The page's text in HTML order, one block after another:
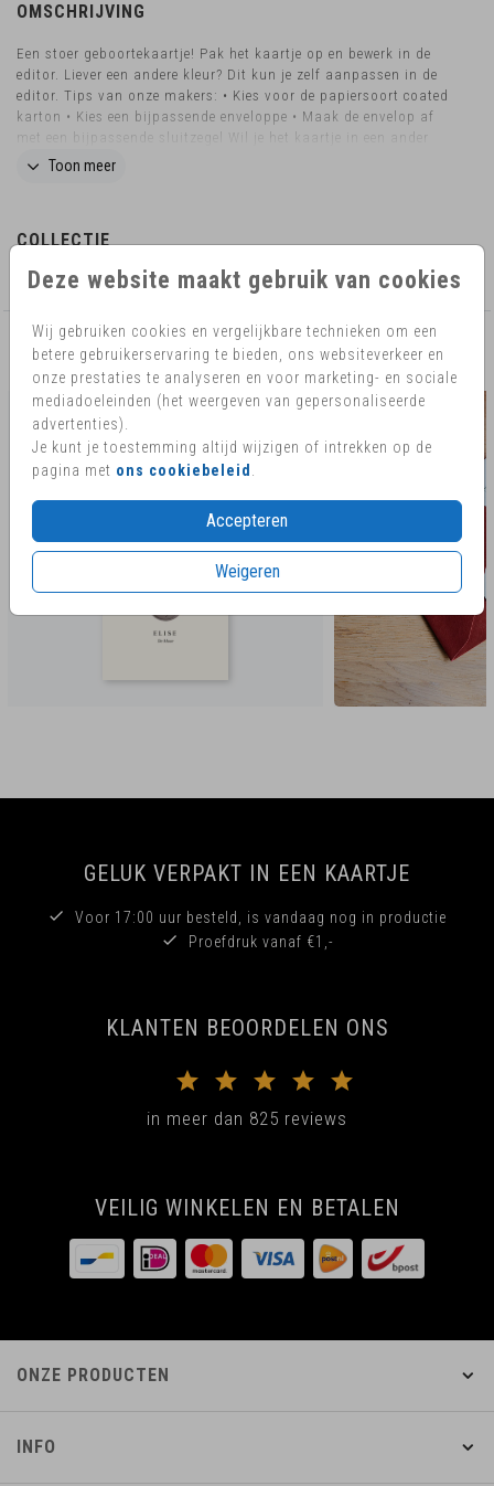
Deze website maakt gebruik van cookies
Wij gebruiken cookies en vergelijkbare technieken om een
betere gebruikerservaring te bieden, ons websiteverkeer en
onze prestaties te analyseren en voor marketing- en sociale
mediadoeleinden (het weergeven van gepersonaliseerde
advertenties).
Je kunt je toestemming altijd wijzigen of intrekken op de
pagina met ons cookiebeleid
Accepteren
Weigeren
OMSCHRIJVING
Een stoer geboortekaartje! Pak het kaartje op en bewerk in de
editor. Liever een andere kleur? Dit kun je zelf aanpassen in de
editor. Tips van onze makers: • Kies voor de papiersoort coated
karton • Kies een bijpassende enveloppe • Maak de envelop af
met een bijpassende sluitzegel Wil je het kaartje in een ander
formaat, liever ronde hoeken of heb je nog vragen? Mail ons
Toon meer
COLLECTIE
Minimalistisch
AANBEVOLEN
GELUK VERPAKT IN EEN KAARTJE
Voor 17:00 uur besteld, is vandaag nog in productie
Proefdruk vanaf €1,-
KLANTEN BEOORDELEN ONS
in meer dan 825 reviews
VEILIG WINKELEN EN BETALEN
ONZE PRODUCTEN
INFO